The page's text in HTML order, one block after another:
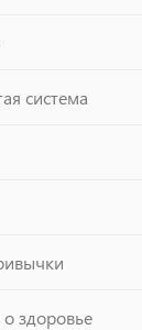
система
здоровье